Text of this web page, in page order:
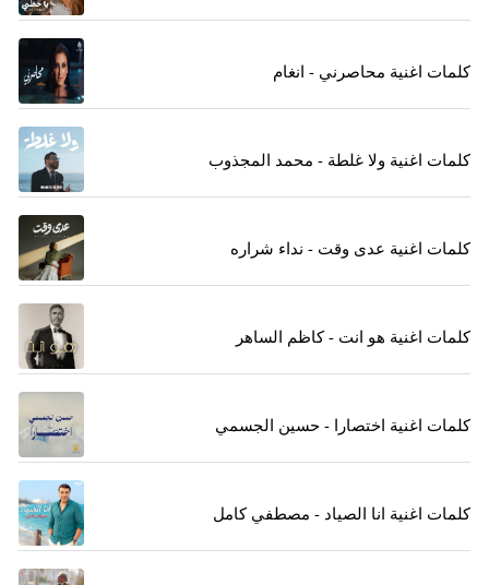
كلمات اغنية محاصرني - انغام
كلمات اغنية ولا غلطة - محمد المجذوب
كلمات اغنية عدى وقت - نداء شراره
كلمات اغنية هو انت - كاظم الساهر
كلمات اغنية اختصارا - حسين الجسمي
كلمات اغنية انا الصياد - مصطفي كامل